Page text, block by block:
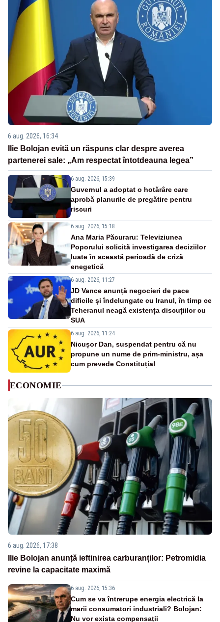
6 aug. 2026, 16:34
Ilie Bolojan evită un răspuns clar despre averea
partenerei sale: „Am respectat întotdeauna legea”
6 aug. 2026, 15:39
Guvernul a adoptat o hotărâre care
aprobă planurile de pregătire pentru
riscuri
6 aug. 2026, 15:18
Ana Maria Păcuraru: Televiziunea
Poporului solicită investigarea deciziilor
luate în această perioadă de criză
enegetică
6 aug. 2026, 11:27
JD Vance anunță negocieri de pace
dificile și îndelungate cu Iranul, în timp ce
Teheranul neagă existența discuțiilor cu
SUA
6 aug. 2026, 11:24
Nicușor Dan, suspendat pentru că nu
propune un nume de prim-ministru, așa
cum prevede Constituția!
ECONOMIE
6 aug. 2026, 17:38
Ilie Bolojan anunță ieftinirea carburanților: Petromidia
revine la capacitate maximă
6 aug. 2026, 15:36
Cum se va întrerupe energia electrică la
marii consumatori industriali? Bolojan:
Nu vor exista compensații